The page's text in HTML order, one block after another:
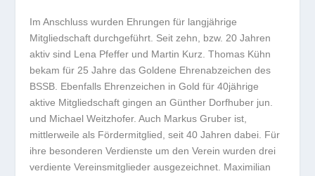
Im Anschluss wurden Ehrungen für langjährige
Mitgliedschaft durchgeführt. Seit zehn, bzw. 20 Jahren
aktiv sind Lena Pfeffer und Martin Kurz. Thomas Kühn
bekam für 25 Jahre das Goldene Ehrenabzeichen des
BSSB. Ebenfalls Ehrenzeichen in Gold für 40jährige
aktive Mitgliedschaft gingen an Günther Dorfhuber jun.
und Michael Weitzhofer. Auch Markus Gruber ist,
mittlerweile als Fördermitglied, seit 40 Jahren dabei. Für
ihre besonderen Verdienste um den Verein wurden drei
verdiente Vereinsmitglieder ausgezeichnet. Maximilian